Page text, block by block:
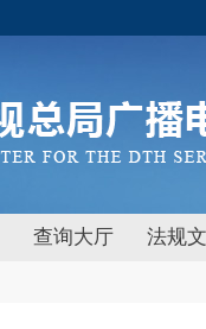
查询大厅 法规